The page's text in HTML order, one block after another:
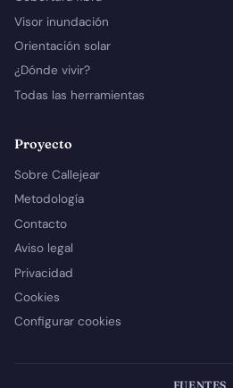
Visor inundación
Orientación solar
¿Dónde vivir?
Todas las herramientas
Proyecto
Sobre Callejear
Metodología
Contacto
Aviso legal
Privacidad
Cookies
Configurar cookies
FUENTES